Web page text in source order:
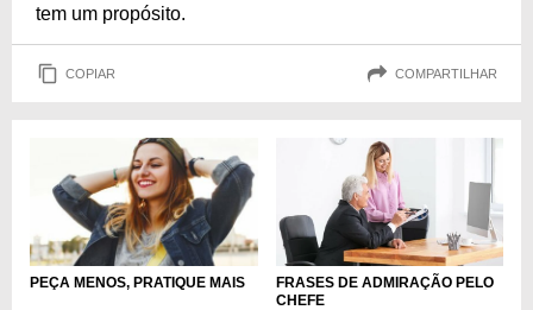
tem um propósito.
COPIAR COMPARTILHAR
PEÇA MENOS, PRATIQUE MAIS
FRASES DE ADMIRAÇÃO PELO
CHEFE